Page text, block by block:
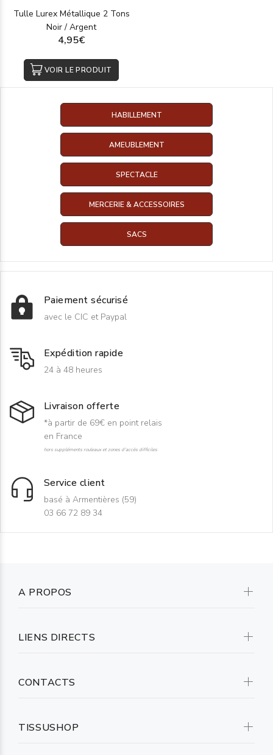
Tulle Lurex Métallique 2 Tons
Noir / Argent
4,95€
VOIR LE PRODUIT
HABILLEMENT
AMEUBLEMENT
SPECTACLE
MERCERIE & ACCESSOIRES
SACS
Paiement sécurisé
avec le CIC et Paypal
Expédition rapide
24 à 48 heures
Livraison offerte
*à partir de 69€ en point relais
en France
hors suppléments rouleaux et zones d'accès difficiles
Service client
basé à Armentières (59)
03 66 72 89 34
A PROPOS
LIENS DIRECTS
CONTACTS
TISSUSHOP